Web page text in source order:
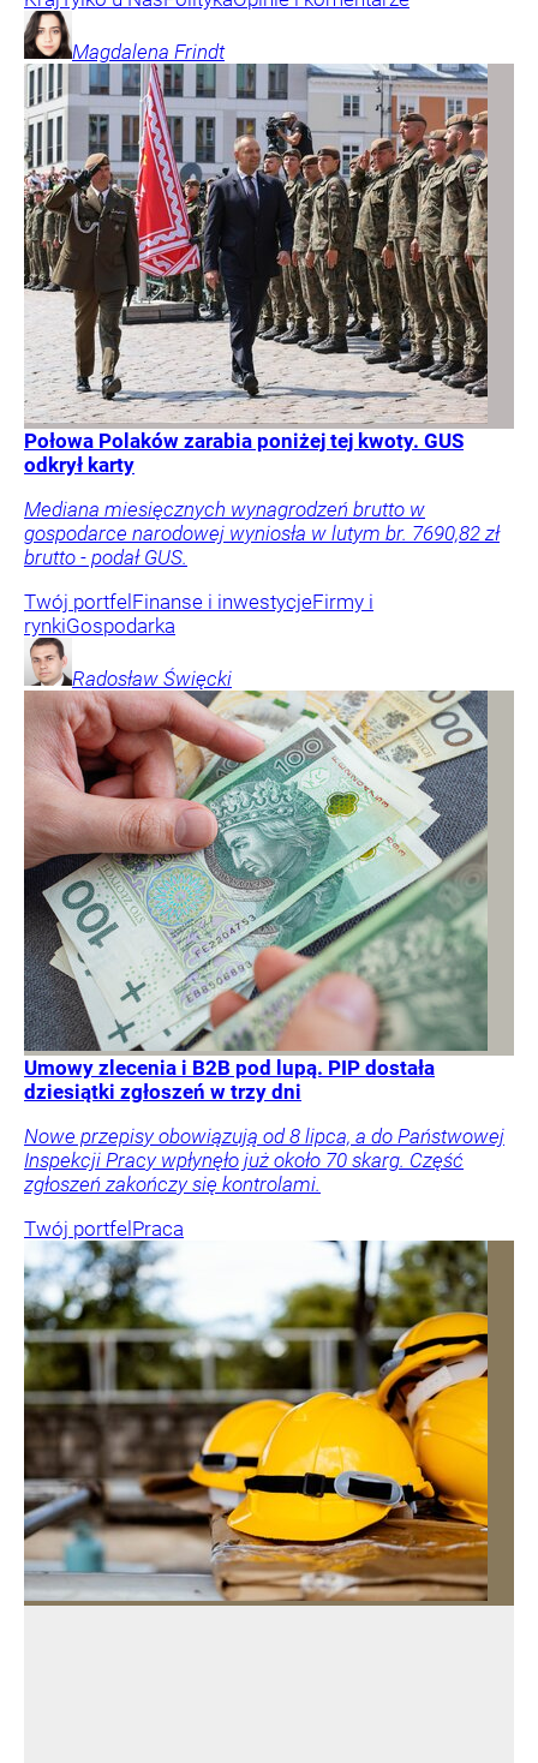
Magdalena Frindt
Połowa Polaków zarabia poniżej tej kwoty. GUS
odkrył karty
Mediana miesięcznych wynagrodzeń brutto w
gospodarce narodowej wyniosła w lutym br. 7690,82 zł
brutto - podał GUS.
Twój portfel Finanse i inwestycjeFirmy i
rynkiGospodarka
Radosław Święcki
Umowy zlecenia i B2B pod lupą. PIP dostała
dziesiątki zgłoszeń w trzy dni
Nowe przepisy obowiązują od 8 lipca, a do Państwowej
Inspekcji Pracy wpłynęło już około 70 skarg. Część
zgłoszeń zakończy się kontrolami.
Twój portfel Praca